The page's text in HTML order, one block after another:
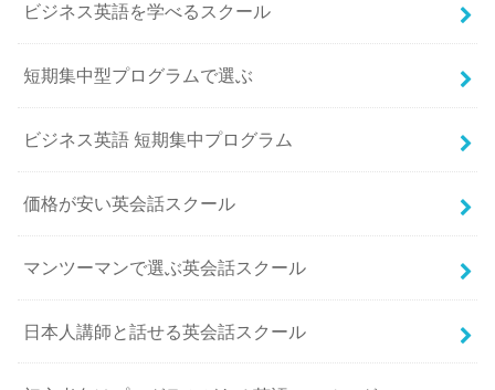
ビジネス英語を学べるスクール
短期集中型プログラムで選ぶ
ビジネス英語 短期集中プログラム
価格が安い英会話スクール
マンツーマンで選ぶ英会話スクール
日本人講師と話せる英会話スクール